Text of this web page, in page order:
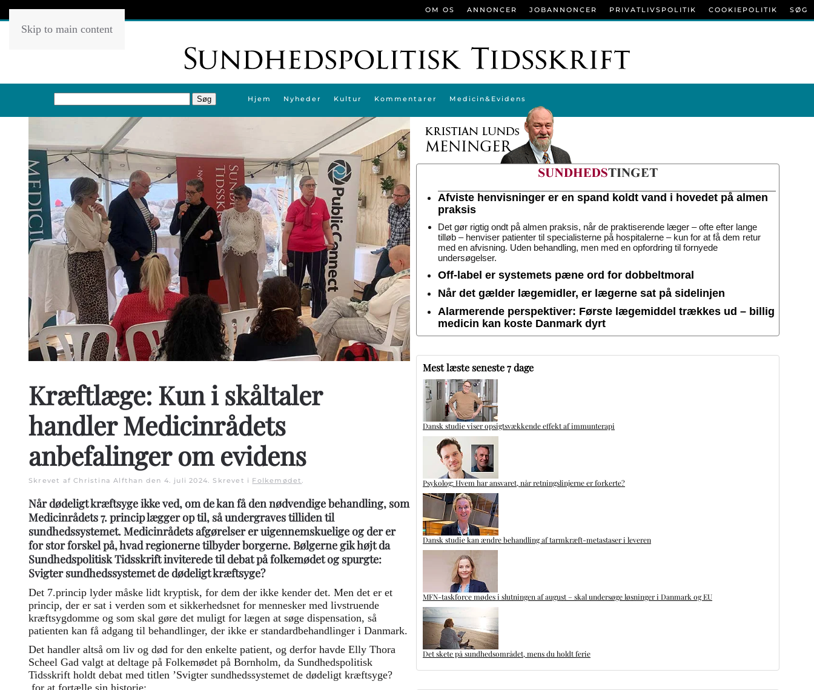
Skip to main content
Hjem Nyheder Kultur Kommentarer Medicin&Evidens
OM OS ANNONCER JOBANNONCER PRIVATLIVSPOLITIK COOKIEPOLITIK SØG
Kræftlæge: Kun i skåltaler
handler Medicinrådets
anbefalinger om evidens
Skrevet af Christina Alfthan den 4. juli 2024. Skrevet i Folkemødet.
Når dødeligt kræftsyge ikke ved, om de kan få den nødvendige behandling, som
Medicinrådets 7. princip lægger op til, så undergraves tilliden til
sundhedssystemet. Medicinrådets afgørelser er uigennemskuelige og der er
for stor forskel på, hvad regionerne tilbyder borgerne. Bølgerne gik højt da
Sundhedspolitisk Tidsskrift inviterede til debat på folkemødet og spurgte:
Svigter sundhedssystemet de dødeligt kræftsyge?
Det 7.princip lyder måske lidt kryptisk, for dem der ikke kender det. Men det er et
princip, der er sat i verden som et sikkerhedsnet for mennesker med livstruende
kræftsygdomme og som skal gøre det muligt for lægen at søge dispensation, så
patienten kan få adgang til behandlinger, der ikke er standardbehandlinger i Danmark.
Det handler altså om liv og død for den enkelte patient, og derfor havde Elly Thora
Scheel Gad valgt at deltage på Folkemødet på Bornholm, da Sundhedspolitisk
Tidsskrift holdt debat med titlen ’Svigter sundhedssystemet de dødeligt kræftsyge?
Afviste henvisninger er en spand koldt vand i hovedet på almen
praksis
Det gør rigtig ondt på almen praksis, når de praktiserende læger – ofte efter lange
tilløb – henviser patienter til specialisterne på hospitalerne – kun for at få dem retur
med en afvisning. Uden behandling, men med en opfordring til fornyede
undersøgelser.
Off-label er systemets pæne ord for dobbeltmoral
Når det gælder lægemidler, er lægerne sat på sidelinjen
Alarmerende perspektiver: Første lægemiddel trækkes ud – billig
medicin kan koste Danmark dyrt
Mest læste seneste 7 dage
Dansk studie viser opsigtsvækkende effekt af immunterapi
Psykolog: Hvem har ansvaret, når retningslinjerne er forkerte?
Dansk studie kan ændre behandling af tarmkræft-metastaser i leveren
MFN-taskforce mødes i slutningen af august – skal undersøge løsninger i Danmark og EU
Det skete på sundhedsområdet, mens du holdt ferie